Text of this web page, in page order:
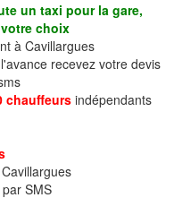
un taxi pour la gare,
choix
à Cavillargues
recevez votre devis
chauffeurs indépendants
SMS